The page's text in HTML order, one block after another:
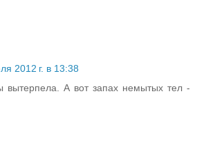
2012 г. в 13:38
вытерпела. А вот запах немытых тел -